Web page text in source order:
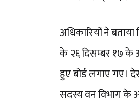
अधिकारियों ने
के २६ दिसम्बर १७ के
हुए बोर्ड लगाए गए।
सदस्य वन विभाग के